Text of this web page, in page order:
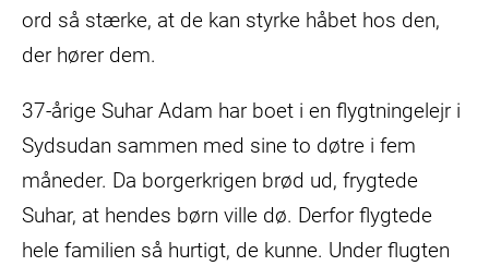
ord så stærke, at de kan styrke håbet hos den,
der hører dem.
37-årige Suhar Adam har boet i en flygtningelejr i
Sydsudan sammen med sine to døtre i fem
måneder. Da borgerkrigen brød ud, frygtede
Suhar, at hendes børn ville dø. Derfor flygtede
hele familien så hurtigt, de kunne. Under flugten